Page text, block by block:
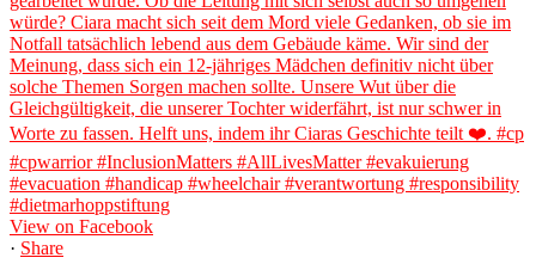
View on Facebook
· Share